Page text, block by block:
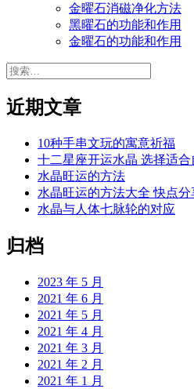
金曜石消磁净化方法
黑曜石的功能和作用
金曜石的功能和作用
搜
近期文章
10种手串文玩的寓意祈福
十二星座开运水晶 选择适
水晶旺运的方法
水晶旺运的方法大全 快点分
水晶与人体七脉轮的对应
归档
2023 年 5 月
2021 年 6 月
2021 年 5 月
2021 年 4 月
2021 年 3 月
2021 年 2 月
2021 年 1 月